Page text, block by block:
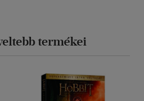
termékei